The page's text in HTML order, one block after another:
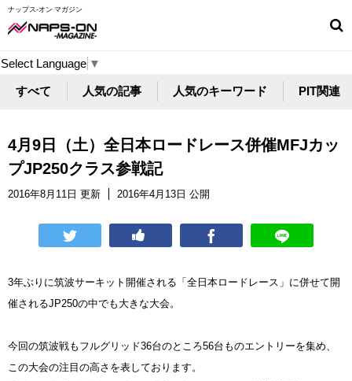
ナップス-オン マガジン
Select Language ▼
すべて 人気の記事 人気のキーワード PIT関連
4月9日（土）全日本ロードレース併催MFJカッ
プJP250クラス参戦記
2016年8月11日 更新 2016年4月13日 公開
3年ぶりに筑波サーキット開催される「全日本ロードレース」に併せて開
催されるJP250の中でも大きな大会。
今回の筑波戦もフルグリッド36台のところ56台ものエントリーを集め、
この大会の注目の高さを表しております。